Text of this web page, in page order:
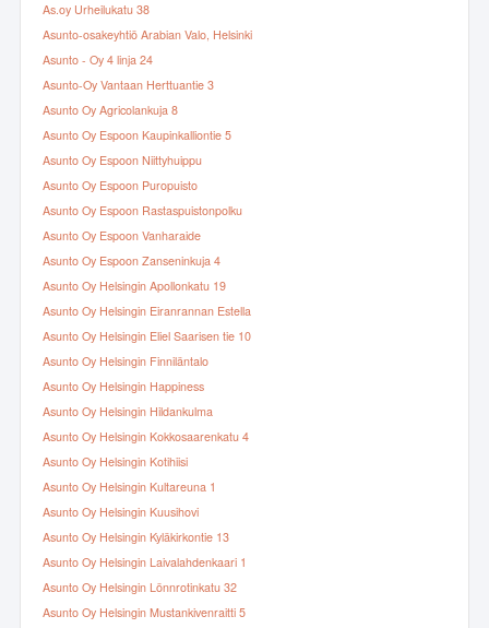
As.oy Urheilukatu 38
Asunto-osakeyhtiö Arabian Valo, Helsinki
Asunto - Oy 4 linja 24
Asunto-Oy Vantaan Herttuantie 3
Asunto Oy Agricolankuja 8
Asunto Oy Espoon Kaupinkalliontie 5
Asunto Oy Espoon Niittyhuippu
Asunto Oy Espoon Puropuisto
Asunto Oy Espoon Rastaspuistonpolku
Asunto Oy Espoon Vanharaide
Asunto Oy Espoon Zanseninkuja 4
Asunto Oy Helsingin Apollonkatu 19
Asunto Oy Helsingin Eiranrannan Estella
Asunto Oy Helsingin Eliel Saarisen tie 10
Asunto Oy Helsingin Finniläntalo
Asunto Oy Helsingin Happiness
Asunto Oy Helsingin Hildankulma
Asunto Oy Helsingin Kokkosaarenkatu 4
Asunto Oy Helsingin Kotihiisi
Asunto Oy Helsingin Kultareuna 1
Asunto Oy Helsingin Kuusihovi
Asunto Oy Helsingin Kyläkirkontie 13
Asunto Oy Helsingin Laivalahdenkaari 1
Asunto Oy Helsingin Lönnrotinkatu 32
Asunto Oy Helsingin Mustankivenraitti 5